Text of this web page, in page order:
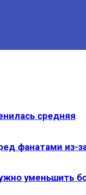
средняя
фанатами из-
уменьшить